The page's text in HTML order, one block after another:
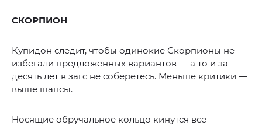
СКОРПИОН
Купидон следит, чтобы одинокие Скорпионы не
избегали предложенных вариантов — а то и за
десять лет в загс не соберетесь. Меньше критики —
выше шансы.
Носящие обручальное кольцо кинутся все